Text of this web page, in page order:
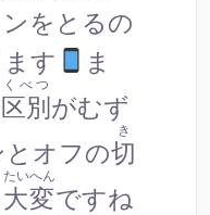
をとるの
す
ま
区別
くべつ
がむず
とオフの切
き
大変
たいへん
ですね